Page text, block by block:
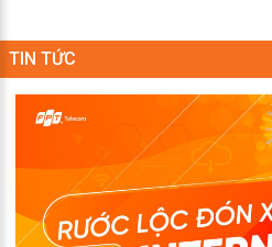
TIN TỨC